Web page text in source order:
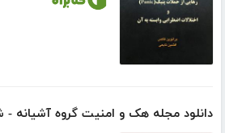
دانلود مجله هک و امنیت گروه آشیانه -